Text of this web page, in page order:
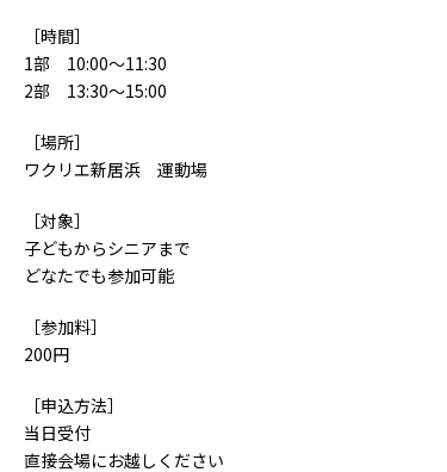
［時間］
1部 10:00～11:30
2部 13:30～15:00
［場所］
ワクリエ新居浜 運動場
［対象］
子どもからシニアまで
どなたでも参加可能
［参加料］
200円
［申込方法］
当日受付
直接会場にお越しください